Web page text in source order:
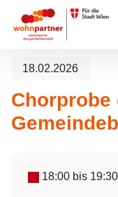
Zum Hauptinhalt
Skip to page footer
18.02.2026
Chorprobe
18:00 bis 19:30